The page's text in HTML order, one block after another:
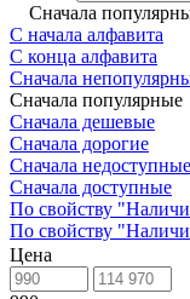
Сначала
С начала алфавита
С конца алфавита
Сначала
Сначала популярные
Сначала дешевые
Сначала дорогие
Сначала недоступные
Сначала доступные
По свойству
По свойству
Цена